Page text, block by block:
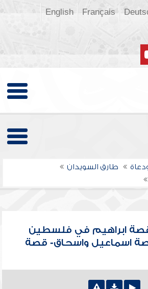
Français
English
طارق السويدان
قصة ابراهيم في فلسطين
اسماعيل واسحاق- قصة